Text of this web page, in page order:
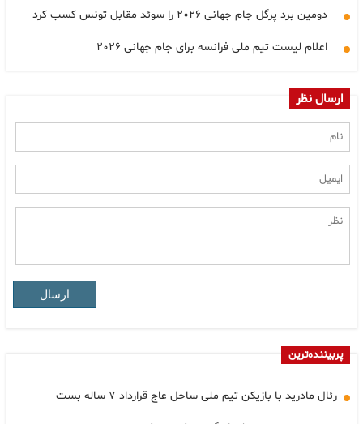
دومین برد پرگل جام جهانی ۲۰۲۶ را سوئد مقابل تونس کسب کرد
اعلام لیست تیم ملی فرانسه برای جام جهانی ۲۰۲۶
ارسال نظر
ارسال
پربیننده‌ترین
رئال مادرید با بازیکن تیم ملی ساحل عاج قرارداد ۷ ساله بست